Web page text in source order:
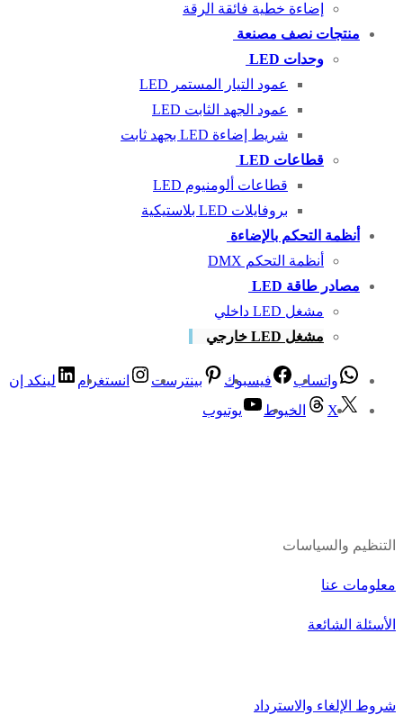
إضاءة خطية فائقة الرقة
منتجات نصف مصنعة
وحدات LED
عمود التيار المستمر LED
عمود الجهد الثابت LED
شريط إضاءة LED بجهد ثابت
قطاعات LED
قطاعات ألومنيوم LED
بروفايلات LED بلاستيكية
أنظمة التحكم بالإضاءة
أنظمة التحكم DMX
مصادر طاقة LED
مشغل LED داخلي
مشغل LED خارجي
واتساب فيسبوك بينترست انستغرام
لينكد إن
X
الخيوط يوتيوب
التنظيم والسياسات
معلومات عنا
الأسئلة الشائعة
شروط الإلغاء والاسترداد